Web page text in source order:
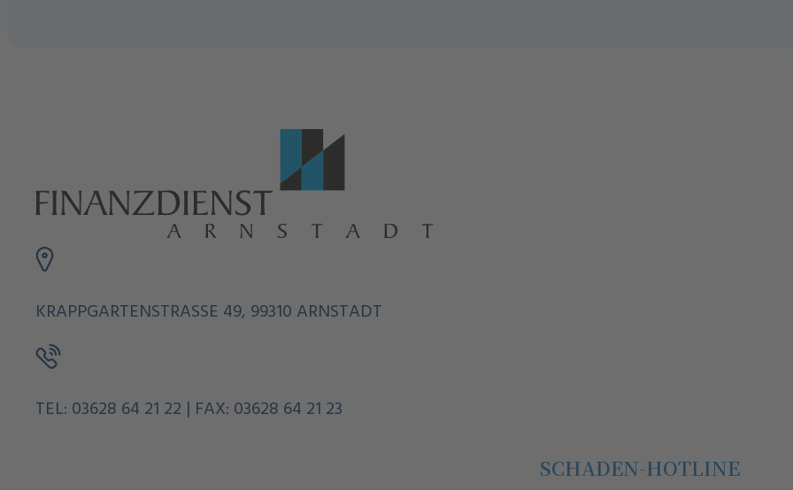
KRAPPGARTENSTRASSE 49, 99310 ARNSTADT
TEL: 03628 64 21 22 | FAX: 03628 64 21 23
SCHADEN-HOTLINE